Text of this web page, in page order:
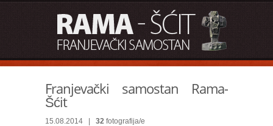
Franjevački samostan Rama-
Šćit
15.08.2014 | 32 fotografija/e